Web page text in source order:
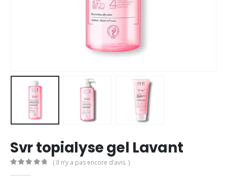
Svr topialyse gel Lavant
( Il n’y a pas encore d’avis. )